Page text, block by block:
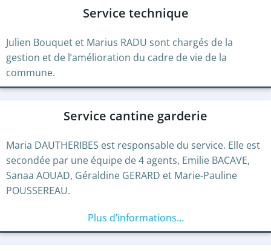
Service technique
Julien Bouquet et Marius RADU sont chargés de la
gestion et de l’amélioration du cadre de vie de la
commune.
Service cantine garderie
Maria DAUTHERIBES est responsable du service. Elle est
secondée par une équipe de 4 agents, Emilie BACAVE,
Sanaa AOUAD, Géraldine GERARD et Marie-Pauline
POUSSEREAU.
Plus d’informations…